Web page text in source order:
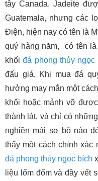
tây Canada. Jadeite
Guatemala, nhưng các
Điện, hiện nay có tên là
quý hàng năm, có tên là
khốiđá phong thủy ngọc
đấu giá. Khi mua đá
hưởng may mắn một
khối hoặc mảnh vỡ
thành lát, và chỉ có
nghiền mài sơ bộ nào
thấy một cách chính
đá phong thủy ngọc bích
liệu lốm đốm và đầy vết